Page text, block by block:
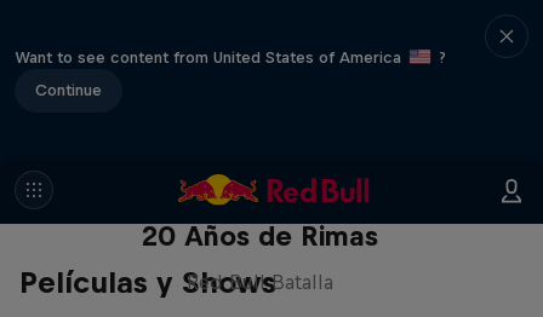
Want to see content from United States of America
?
Continue
Películas y Shows
Red Bull Batalla Nueva Historia:
20 Años de Rimas
Red Bull Batalla